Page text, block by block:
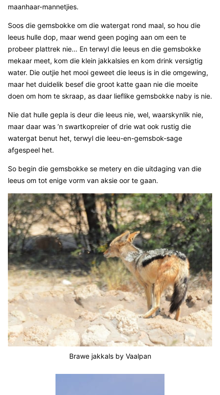
maanhaar-mannetjies.
Soos die gemsbokke om die watergat rond maal, so hou die
leeus hulle dop, maar wend geen poging aan om een te
probeer plattrek nie… En terwyl die leeus en die gemsbokke
mekaar meet, kom die klein jakkalsies en kom drink versigtig
water. Die outjie het mooi geweet die leeus is in die omgewing,
maar het duidelik besef die groot katte gaan nie die moeite
doen om hom te skraap, as daar lieflike gemsbokke naby is nie.
Nie dat hulle gepla is deur die leeus nie, wel, waarskynlik nie,
maar daar was ‘n swartkopreier of drie wat ook rustig die
watergat benut het, terwyl die leeu-en-gemsbok-sage
afgespeel het.
So begin die gemsbokke se metery en die uitdaging van die
leeus om tot enige vorm van aksie oor te gaan.
Brawe jakkals by Vaalpan